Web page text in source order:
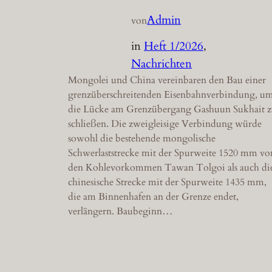
vonAdmin
inHeft 1/2026
Nachrichten
Mongolei und China vereinbaren den Bau einer
grenzüberschreitenden Eisenbahnverbindung,
die Lücke am Grenzübergang Gashuun Sukhait
schließen. Die zweigleisige Verbindung würde
sowohl die bestehende mongolische
Schwerlaststrecke mit der Spurweite 1520 mm
den Kohlevorkommen Tawan Tolgoi als auch
chinesische Strecke mit der Spurweite 1435 mm,
die am Binnenhafen an der Grenze endet,
verlängern. Baubeginn…